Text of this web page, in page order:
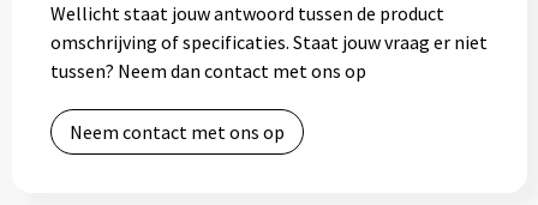
Wellicht staat jouw antwoord tussen de product
omschrijving of specificaties. Staat jouw vraag er niet
tussen? Neem dan contact met ons op
Neem contact met ons op